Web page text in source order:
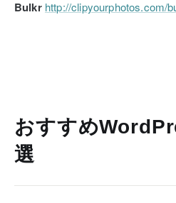
Bulkr http://clipyourphotos.com/
おすすめ
選